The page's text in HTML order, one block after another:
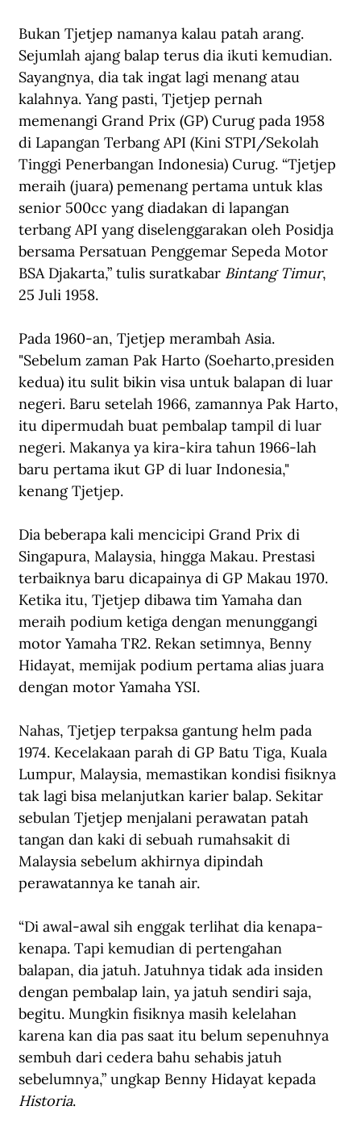
Bukan Tjetjep namanya kalau patah arang.
Sejumlah ajang balap terus dia ikuti kemudian.
Sayangnya, dia tak ingat lagi menang atau
kalahnya. Yang pasti, Tjetjep pernah
memenangi Grand Prix (GP) Curug pada 1958
di Lapangan Terbang API (Kini STPI/Sekolah
Tinggi Penerbangan Indonesia) Curug. “Tjetjep
meraih (juara) pemenang pertama untuk klas
senior 500cc yang diadakan di lapangan
terbang API yang diselenggarakan oleh Posidja
bersama Persatuan Penggemar Sepeda Motor
BSA Djakarta,” tulis suratkabar Bintang Timur,
25 Juli 1958.
Pada 1960-an, Tjetjep merambah Asia.
"Sebelum zaman Pak Harto (Soeharto,presiden
kedua) itu sulit bikin visa untuk balapan di luar
negeri. Baru setelah 1966, zamannya Pak Harto,
itu dipermudah buat pembalap tampil di luar
negeri. Makanya ya kira-kira tahun 1966-lah
baru pertama ikut GP di luar Indonesia,"
kenang Tjetjep.
Dia beberapa kali mencicipi Grand Prix di
Singapura, Malaysia, hingga Makau. Prestasi
terbaiknya baru dicapainya di GP Makau 1970.
Ketika itu, Tjetjep dibawa tim Yamaha dan
meraih podium ketiga dengan menunggangi
motor Yamaha TR2. Rekan setimnya, Benny
Hidayat, memijak podium pertama alias juara
dengan motor Yamaha YSI.
Nahas, Tjetjep terpaksa gantung helm pada
1974. Kecelakaan parah di GP Batu Tiga, Kuala
Lumpur, Malaysia, memastikan kondisi fisiknya
tak lagi bisa melanjutkan karier balap. Sekitar
sebulan Tjetjep menjalani perawatan patah
tangan dan kaki di sebuah rumahsakit di
Malaysia sebelum akhirnya dipindah
perawatannya ke tanah air.
“Di awal-awal sih enggak terlihat dia kenapa-
kenapa. Tapi kemudian di pertengahan
balapan, dia jatuh. Jatuhnya tidak ada insiden
dengan pembalap lain, ya jatuh sendiri saja,
begitu. Mungkin fisiknya masih kelelahan
karena kan dia pas saat itu belum sepenuhnya
sembuh dari cedera bahu sehabis jatuh
sebelumnya,” ungkap Benny Hidayat kepada
Historia.